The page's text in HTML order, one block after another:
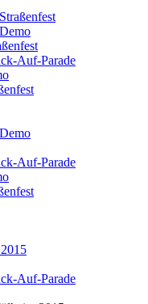
Auf-Parade
Auf-Parade
Auf-Parade